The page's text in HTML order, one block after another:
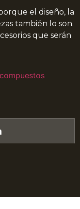
el diseño, la
también lo son.
que serán